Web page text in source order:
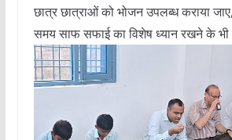
छात्र छात्राओं को भोजन उपलब्ध कराया
समय साफ सफाई का विशेष ध्यान रखने के भी